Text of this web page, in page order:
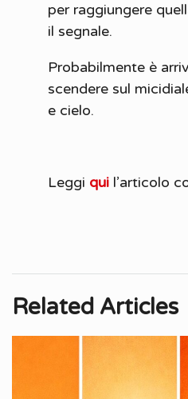
per raggiungere
il segnale.
Probabilmente è
scendere sul
e cielo.
Leggi qui l’articolo
Related Articles